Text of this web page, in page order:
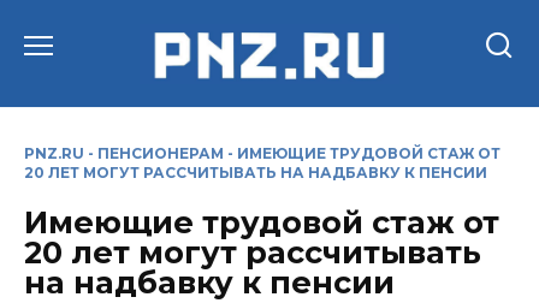
PNZ.RU - ПЕНСИОНЕРАМ - ИМЕЮЩИЕ ТРУДОВОЙ СТАЖ ОТ
20 ЛЕТ МОГУТ РАССЧИТЫВАТЬ НА НАДБАВКУ К ПЕНСИИ
Имеющие трудовой стаж от
20 лет могут рассчитывать
на надбавку к пенсии